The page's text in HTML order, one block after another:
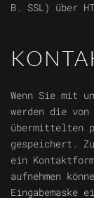
B. SSL) über
Wenn Sie mit
werden die
übermittelten
gespeichert.
ein
aufnehmen
Eingabemaske